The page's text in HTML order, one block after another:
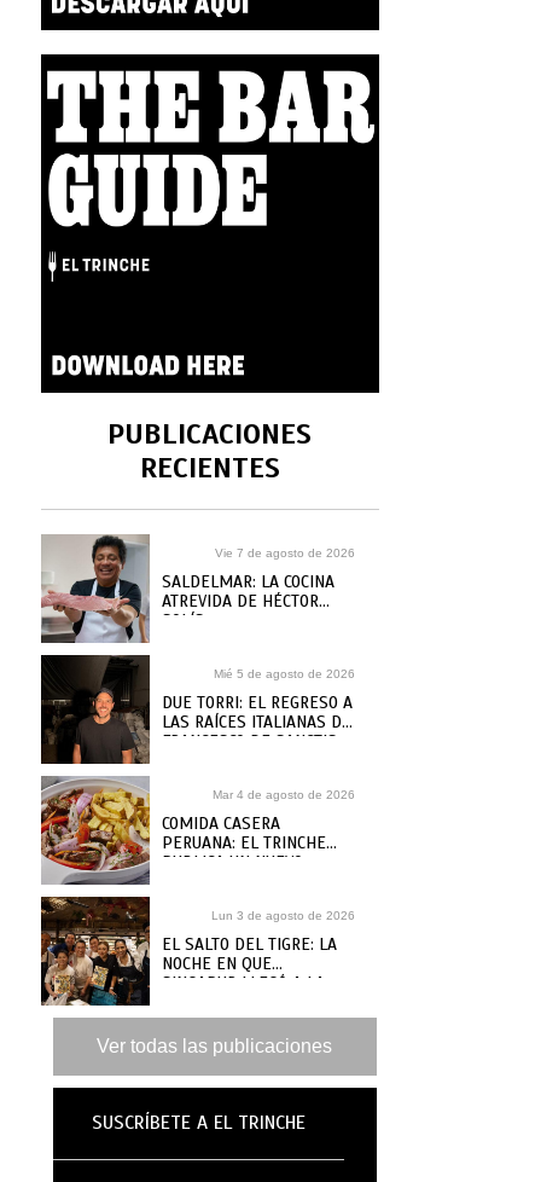
PUBLICACIONES
RECIENTES
Vie 7 de agosto de 2026
SALDELMAR: LA COCINA
ATREVIDA DE HÉCTOR
SOLÍS
Mié 5 de agosto de 2026
DUE TORRI: EL REGRESO A
LAS RAÍCES ITALIANAS DE
FRANCESCO DE SANCTIS
Mar 4 de agosto de 2026
COMIDA CASERA
PERUANA: EL TRINCHE
PUBLICA UN NUEVO
Lun 3 de agosto de 2026
EL SALTO DEL TIGRE: LA
NOCHE EN QUE
SINGAPUR LLEGÓ A LA
Ver todas las publicaciones
SUSCRÍBETE A EL TRINCHE